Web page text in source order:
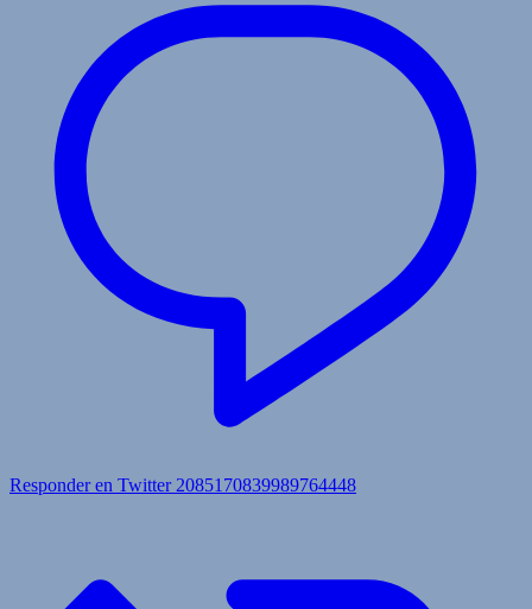
Responder en Twitter 2085170839989764448